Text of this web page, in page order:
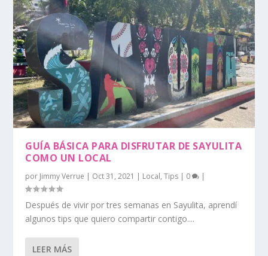
GUÍA BÁSICA PARA DISFRUTAR DE SAYULITA
COMO UN LOCAL
por Jimmy Verrue Oct 31, 2021 Local,Tips 0
Después de vivir por tres semanas en Sayulita, aprendí
algunos tips que quiero compartir contigo....
LEER MÁS